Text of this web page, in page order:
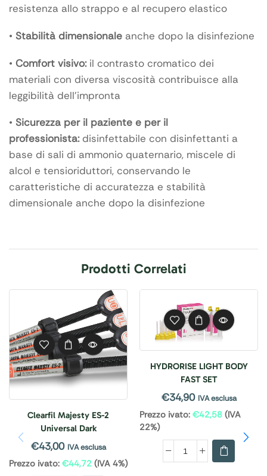
resistenza allo strappo e al recupero elastico
• Stabilità dimensionale anche dopo la disinfezione
• Comfort visivo:il contrasto cromatico dei
materiali con diversa viscosità contribuisce alla
leggibilità dell’impronta
• Sicurezza per il paziente e per il
professionista:disinfettabile con disinfettanti a
base di sali di ammonio quaternario, miscele di
alcol e tensioriduttori, conservando le
caratteristiche di accuratezza e stabilità
dimensionale anche dopo la disinfezione
Prodotti Correlati
Clearfil Majesty ES-2
Universal Dark
€43,00 IVA esclusa
Prezzo ivato: €44,72 (IVA 4%)
HYDRORISE LIGHT BODY
FAST SET
€34,90 IVA esclusa
Prezzo ivato: €42,58 (IVA
22%)